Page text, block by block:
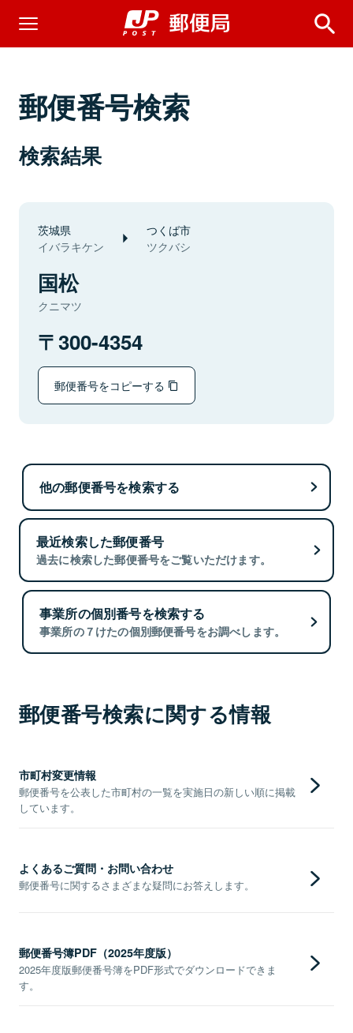
郵便番号検索
検索結果
茨城県
イバラキケン
つくば市
ツクバシ
国松
クニマツ
300-4354
郵便番号をコピーする
他の郵便番号を検索する
最近検索した郵便番号
過去に検索した郵便番号をご覧いただけます。
事業所の個別番号を検索する
事業所の７けたの個別郵便番号をお調べします。
郵便番号検索に関する情報
市町村変更情報
郵便番号を公表した市町村の一覧を実施日の新しい順に掲載
しています。
よくあるご質問・お問い合わせ
郵便番号に関するさまざまな疑問にお答えします。
郵便番号簿PDF（2025年度版）
2025年度版郵便番号簿をPDF形式でダウンロードできま
す。